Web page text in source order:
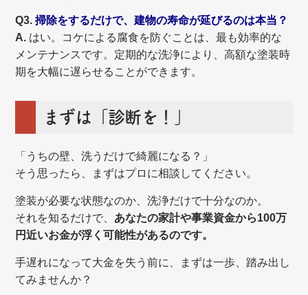
Q3.掃除をするだけで、建物の寿命が延びるのは本当？
A. はい。コケによる腐食を防ぐことは、最も効率的な
メンテナンスです。定期的な洗浄により、高額な塗装時
期を大幅に遅らせることができます。
まずは「診断を！」
「うちの壁、洗うだけで綺麗になる？」
そう思ったら、まずはプロに相談してください。
塗装が必要な状態なのか、洗浄だけで十分なのか。
それを知るだけで、 あなたの家計や事業資金から100万
円近いお金が浮く可能性があるのです。
手遅れになって大金を失う前に、まずは一歩、踏み出し
てみませんか？